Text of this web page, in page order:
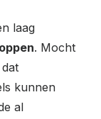
laag
. Mocht
kunnen
al